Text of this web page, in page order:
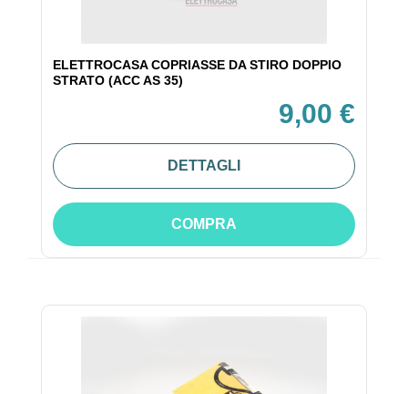
ELETTROCASA COPRIASSE DA STIRO DOPPIO
STRATO (ACC AS 35)
9,00 €
DETTAGLI
COMPRA